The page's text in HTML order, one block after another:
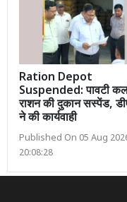
Ration Depot
Suspended: पावटी
राशन की दुकान सस्पेंड,
ने की कार्यवाही
Published On 05 Aug
20:08:28